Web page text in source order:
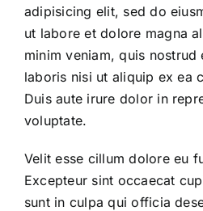
adipisicing elit, sed do
ut labore et dolore magna
minim veniam, quis
laboris nisi ut aliquip ex ea
Duis aute irure dolor in
voluptate.
Velit esse cillum dolore eu
Excepteur sint occaecat
sunt in culpa qui officia